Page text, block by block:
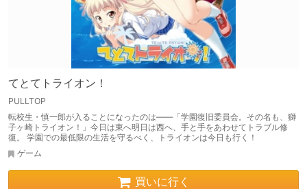
てとてトライオン！
PULLTOP
転校生・慎一郎が入ることになったのは――「学園復旧委員会。その名も、獅
子ヶ崎トライオン！」今日は東へ明日は西へ、手と手をあわせてトラブル修
復。 学園での最低限の生活を守るべく、トライオンは今日も行く！
ゲーム
買いに行く